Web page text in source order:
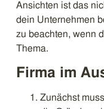
Ansichten ist das
dein Unternehmen
zu beachten, wenn
Thema.
Firma im
Zunächst